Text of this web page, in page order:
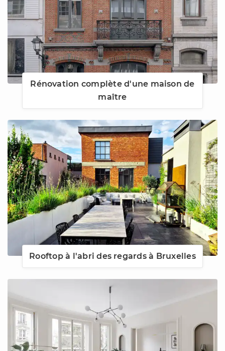
Rénovation complète d'une maison de
maître
Rooftop à l'abri des regards à Bruxelles